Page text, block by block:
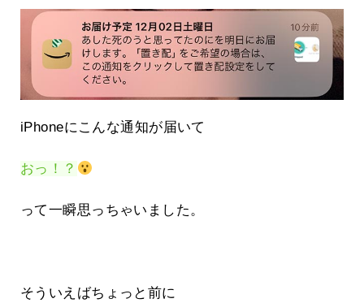
iPhoneにこんな通知が届いて
おっ！？
って一瞬思っちゃいました。
そういえばちょっと前に